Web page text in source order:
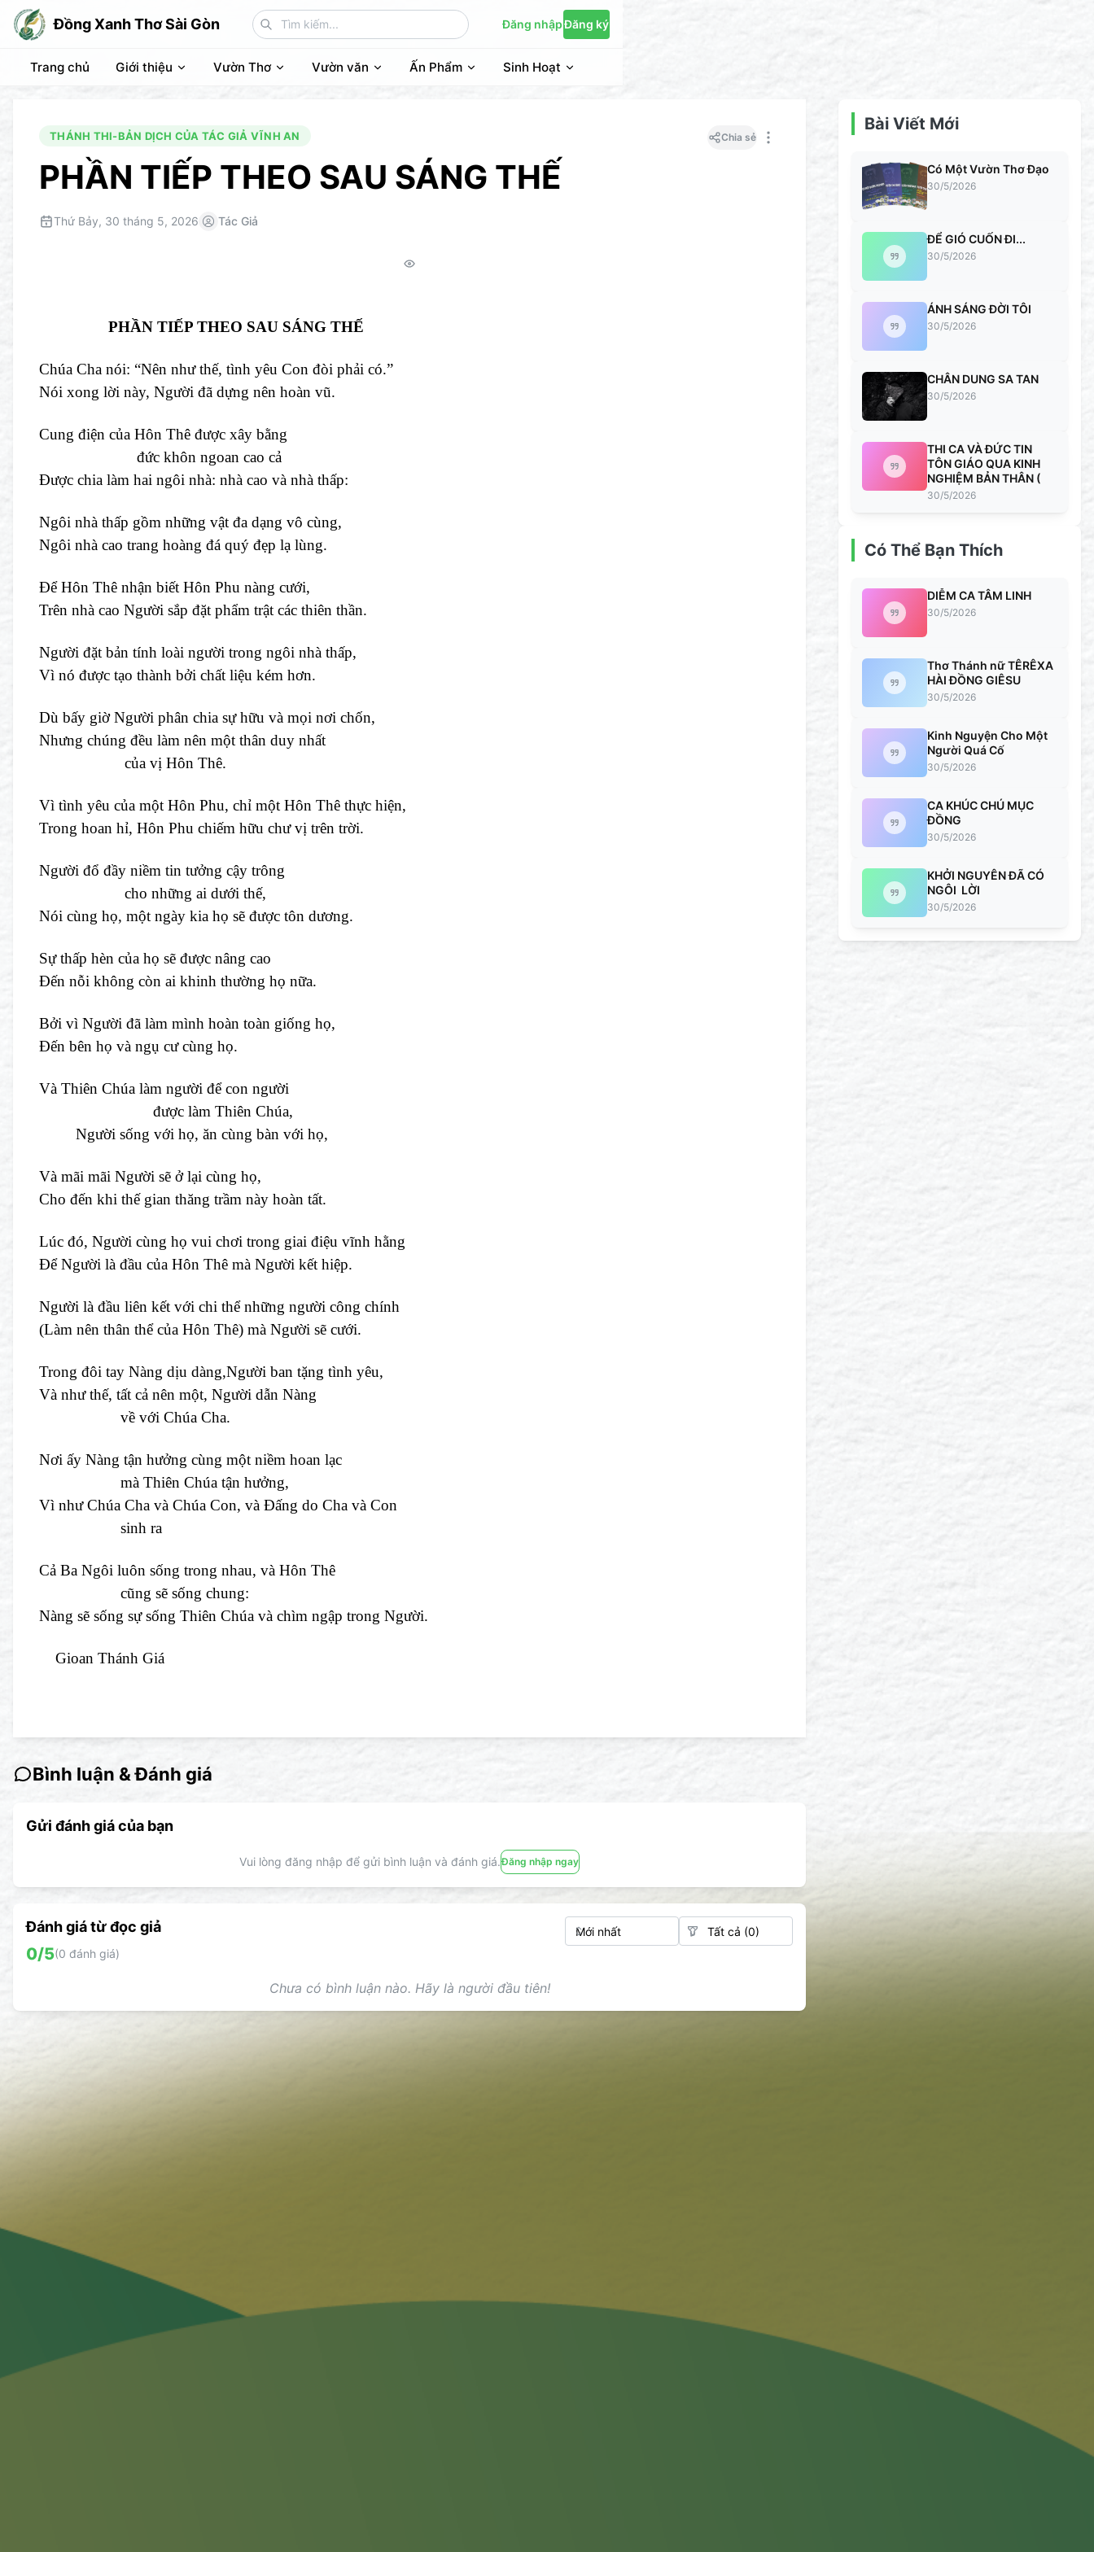
Đồng Xanh Thơ Sài Gòn Đăng nhậpĐăng ký
Trang chủ Giới thiệu Vườn Thơ Vườn văn Ấn Phẩm Sinh Hoạt
THÁNH THI-BẢN DỊCH CỦA TÁC GIẢ VĨNH AN
PHẦN TIẾP THEO SAU SÁNG THẾ
Chia sẻ
Thứ Bảy, 30 tháng 5, 2026 Tác Giả
PHẦN TIẾP THEO SAU SÁNG THẾ
Chúa Cha nói: “Nên như thế, tình yêu Con đòi phải có.”
Nói xong lời này, Người đã dựng nên hoàn vũ.
Cung điện của Hôn Thê được xây bằng
đức khôn ngoan cao cả
Được chia làm hai ngôi nhà: nhà cao và nhà thấp:
Ngôi nhà thấp gồm những vật đa dạng vô cùng,
Ngôi nhà cao trang hoàng đá quý đẹp lạ lùng.
Để Hôn Thê nhận biết Hôn Phu nàng cưới,
Trên nhà cao Người sắp đặt phẩm trật các thiên thần.
Người đặt bản tính loài người trong ngôi nhà thấp,
Vì nó được tạo thành bởi chất liệu kém hơn.
Dù bấy giờ Người phân chia sự hữu và mọi nơi chốn,
Nhưng chúng đều làm nên một thân duy nhất
của vị Hôn Thê.
Vì tình yêu của một Hôn Phu, chỉ một Hôn Thê thực hiện,
Trong hoan hỉ, Hôn Phu chiếm hữu chư vị trên trời.
Người đổ đầy niềm tin tưởng cậy trông
cho những ai dưới thế,
Nói cùng họ, một ngày kia họ sẽ được tôn dương.
Sự thấp hèn của họ sẽ được nâng cao
Đến nỗi không còn ai khinh thường họ nữa.
Bởi vì Người đã làm mình hoàn toàn giống họ,
Đến bên họ và ngụ cư cùng họ.
Và Thiên Chúa làm người để con người
được làm Thiên Chúa,
Người sống với họ, ăn cùng bàn với họ,
Và mãi mãi Người sẽ ở lại cùng họ,
Cho đến khi thế gian thăng trầm này hoàn tất.
Lúc đó, Người cùng họ vui chơi trong giai điệu vĩnh hằng
Để Người là đầu của Hôn Thê mà Người kết hiệp.
Người là đầu liên kết với chi thể những người công chính
(Làm nên thân thể của Hôn Thê) mà Người sẽ cưới.
Trong đôi tay Nàng dịu dàng,Người ban tặng tình yêu,
Và như thế, tất cả nên một, Người dẫn Nàng
về với Chúa Cha.
Nơi ấy Nàng tận hưởng cùng một niềm hoan lạc
mà Thiên Chúa tận hưởng,
Vì như Chúa Cha và Chúa Con, và Đấng do Cha và Con
sinh ra
Cả Ba Ngôi luôn sống trong nhau, và Hôn Thê
cũng sẽ sống chung:
Nàng sẽ sống sự sống Thiên Chúa và chìm ngập trong Người.
Gioan Thánh Giá
Bình luận & Đánh giá
Gửi đánh giá của bạn
Vui lòng đăng nhập để gửi bình luận và đánh giá.Đăng nhập ngay
Đánh giá từ đọc giả
0/5(0 đánh giá)
Chưa có bình luận nào. Hãy là người đầu tiên!
Bài Viết Mới
Có Một Vườn Thơ Đạo
30/5/2026
ĐỂ GIÓ CUỐN ĐI...
30/5/2026
ÁNH SÁNG ĐỜI TÔI
30/5/2026
CHÂN DUNG SA TAN
30/5/2026
THI CA VÀ ĐỨC TIN
TÔN GIÁO QUA KINH
NGHIỆM BẢN THÂN (
30/5/2026
Có Thể Bạn Thích
DIỄM CA TÂM LINH
30/5/2026
Thơ Thánh nữ TÊRÊXA
HÀI ĐỒNG GIÊSU
30/5/2026
Kinh Nguyện Cho Một
Người Quá Cố
30/5/2026
CA KHÚC CHÚ MỤC
ĐỒNG
30/5/2026
KHỞI NGUYÊN ĐÃ CÓ
NGÔI LỜI
30/5/2026